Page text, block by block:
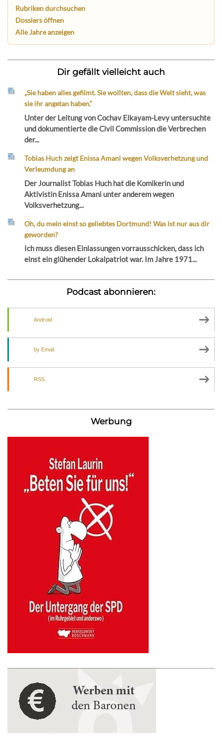
Rubriken durchsuchen
Dossiers öffnen
Alle Jahre anzeigen
Dir gefällt vielleicht auch
„Sie haben alles gefilmt. Sie wollten, dass die Welt sieht, was
sie ihr angetan haben.“
Unter der Leitung von Cochav Elkayam-Levy untersuchte
und dokumentierte die Civil Commission die Verbrechen
der...
Tobias Huch zeigt Enissa Amani wegen Volksverhetzung und
Verleumdung an
Der Journalist Tobias Huch hat die Komikerin und
Aktivistin Enissa Amani unter anderem wegen
Volksverhetzung...
Oh, du mein einst so geliebtes Dortmund! Was ist nur aus dir
geworden?
Ich muss diesen Einlassungen vorrausschicken, dass ich
einst ein glühender Lokalpatriot war. Im Jahre 1971...
Podcast abonnieren:
Android
by Email
RSS
Werbung